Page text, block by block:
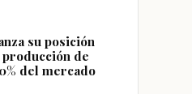
su posición
de
del mercado